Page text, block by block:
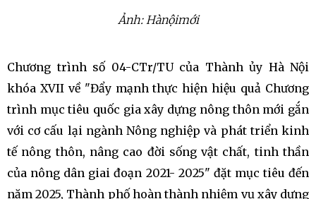
Ảnh: Hànộimới
Chương trình số 04-CTr/TU của Thành ủy Hà Nội
khóa XVII về "Đẩy mạnh thực hiện hiệu quả Chương
trình mục tiêu quốc gia xây dựng nông thôn mới gắn
với cơ cấu lại ngành Nông nghiệp và phát triển kinh
tế nông thôn, nâng cao đời sống vật chất, tinh thần
của nông dân giai đoạn 2021- 2025" đặt mục tiêu đến
năm 2025, Thành phố hoàn thành nhiệm vụ xây dựng